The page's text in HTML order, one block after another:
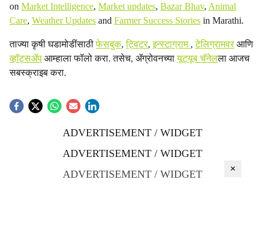
on Market Intelligence, Market updates, Bazar Bhav, Animal
Care, Weather Updates and Farmer Success Stories in Marathi.
ताज्या कृषी घडामोडींसाठीफेसबुक,ट्विटर,इन्स्टाग्राम ,टेलिग्रामवरआणि
व्हॉट्सॲप आम्हाला फॉलो करा. तसेच, ॲग्रोवनच्यायूट्यूब चॅनेलला आजच
सबस्क्राइब करा.
ADVERTISEMENT / WIDGET
ADVERTISEMENT / WIDGET
ADVERTISEMENT / WIDGET
×